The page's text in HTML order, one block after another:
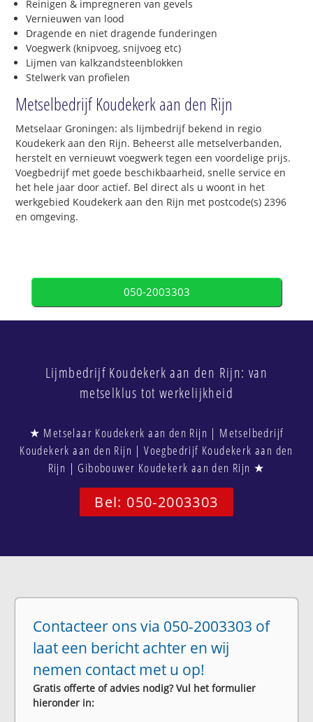
Reinigen & impregneren van gevels
Vernieuwen van lood
Dragende en niet dragende funderingen
Voegwerk (knipvoeg, snijvoeg etc)
Lijmen van kalkzandsteenblokken
Stelwerk van profielen
Metselbedrijf Koudekerk aan den Rijn
Metselaar Groningen: als lijmbedrijf bekend in regio
Koudekerk aan den Rijn. Beheerst alle metselverbanden,
herstelt en vernieuwt voegwerk tegen een voordelige prijs.
Voegbedrijf met goede beschikbaarheid, snelle service en
het hele jaar door actief. Bel direct als u woont in het
werkgebied Koudekerk aan den Rijn met postcode(s) 2396
en omgeving.
050-2003303
Lijmbedrijf Koudekerk aan den Rijn: van
metselklus tot werkelijkheid
★ Metselaar Koudekerk aan den Rijn | Metselbedrijf
Koudekerk aan den Rijn | Voegbedrijf Koudekerk aan den
Rijn | Gibobouwer Koudekerk aan den Rijn ★
Bel: 050-2003303
Contacteer ons via 050-2003303 of
laat een bericht achter en wij
nemen contact met u op!
Gratis offerte of advies nodig? Vul het formulier
hieronder in: